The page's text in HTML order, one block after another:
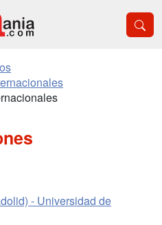
- Universidad de